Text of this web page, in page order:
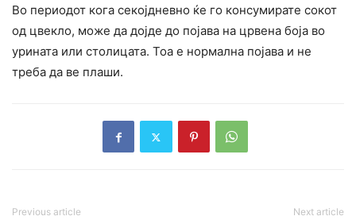
Во периодот кога секојдневно ќе го консумирате сокот
од цвекло, може да дојде до појава на црвена боја во
урината или столицата. Тоа е нормална појава и не
треба да ве плаши.
Previous article Next article